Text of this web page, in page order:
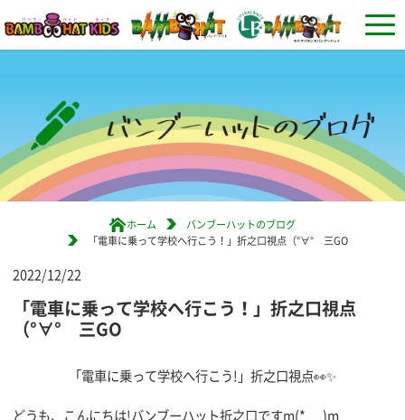
ホーム
バンブーハットのブログ
「電車に乗って学校へ行こう！」折之口視点（°∀° 三GO
2022/12/22
「電車に乗って学校へ行こう！」折之口視点
（°∀° 三GO
「電車に乗って学校へ行こう!」折之口視点👀✨
どうも、こんにちは!バンブーハット折之口ですm(*_ _)m